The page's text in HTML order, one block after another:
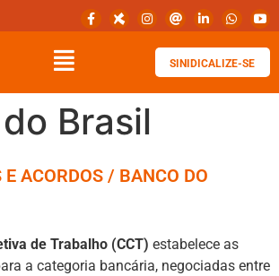
SINIDICALIZE-SE
Brasil
E ACORDOS / BANCO DO
de Trabalho (CCT) estabelece as
a categoria bancária, negociadas entre